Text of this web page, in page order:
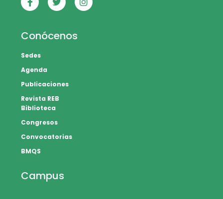
Conócenos
Sedes
Agenda
Publicaciones
Revista REB
Biblioteca
Congresos
Convocatorias
BMQS
Campus